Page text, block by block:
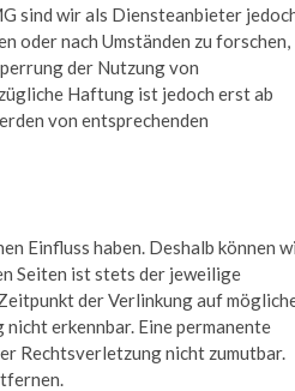
sind wir als Diensteanbieter
oder nach Umständen zu forschen,
der Nutzung von
Haftung ist jedoch erst ab
von entsprechenden
Einfluss haben. Deshalb können
Seiten ist stets der jeweilige
der Verlinkung auf
erkennbar. Eine permanente
Rechtsverletzung nicht zumutbar.